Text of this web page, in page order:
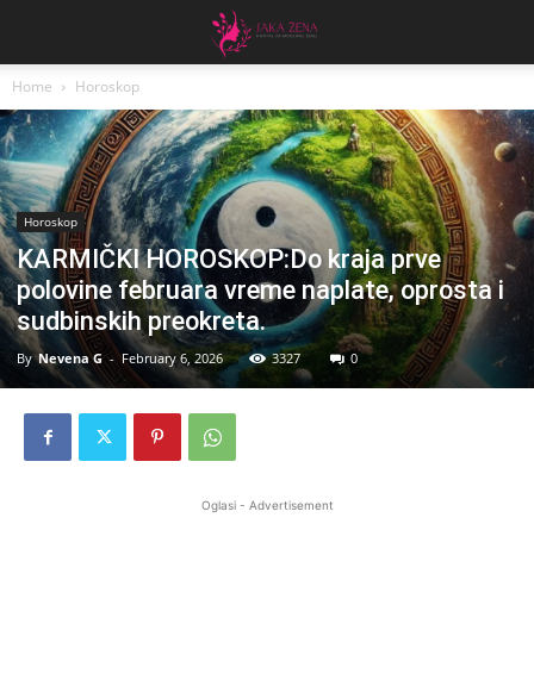
Home Horoskop
Horoskop
KARMIČKI HOROSKOP:Do kraja prve
polovine februara vreme naplate, oprosta i
sudbinskih preokreta.
By Nevena G - February 6, 2026 3327 0
Oglasi - Advertisement